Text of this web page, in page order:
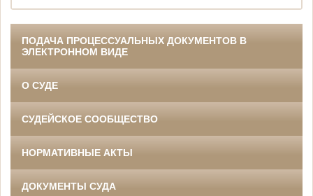
ПОДАЧА ПРОЦЕССУАЛЬНЫХ ДОКУМЕНТОВ В
ЭЛЕКТРОННОМ ВИДЕ
О СУДЕ
СУДЕЙСКОЕ СООБЩЕСТВО
НОРМАТИВНЫЕ АКТЫ
ДОКУМЕНТЫ СУДА